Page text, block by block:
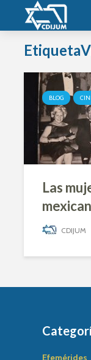
BLOG
Las
CDIJUM
Efemérides